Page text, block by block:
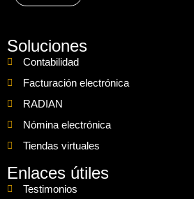
Soluciones
Contabilidad
Facturación electrónica
RADIAN
Nómina electrónica
Tiendas virtuales
Enlaces útiles
Testimonios